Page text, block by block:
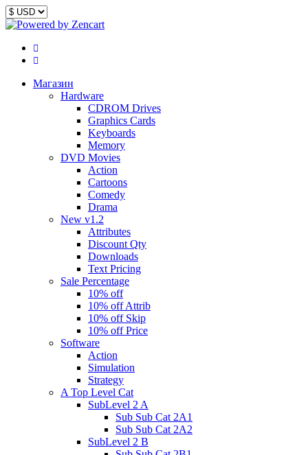
Магазин
Hardware
CDROM Drives
Graphics Cards
Keyboards
Memory
DVD Movies
Action
Cartoons
Comedy
Drama
New v1.2
Attributes
Discount Qty
Downloads
Text Pricing
Sale Percentage
10% off
10% off Attrib
10% off Skip
10% off Price
Software
Action
Simulation
Strategy
A Top Level Cat
SubLevel 2 A
Sub Sub Cat 2A1
Sub Sub Cat 2A2
SubLevel 2 B